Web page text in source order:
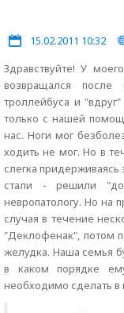
15.02.2011 10:32
Здравствуйте! У
возвращался после
троллейбуса и
только с нашей
нас. Ноги мог
ходить не мог. Но в
слегка придерживаясь
стали - решили
невропатологу. Но на
случая в течение
"Деклофенак", потом
желудка. Наша семья
в каком порядке
необходимо сделать в